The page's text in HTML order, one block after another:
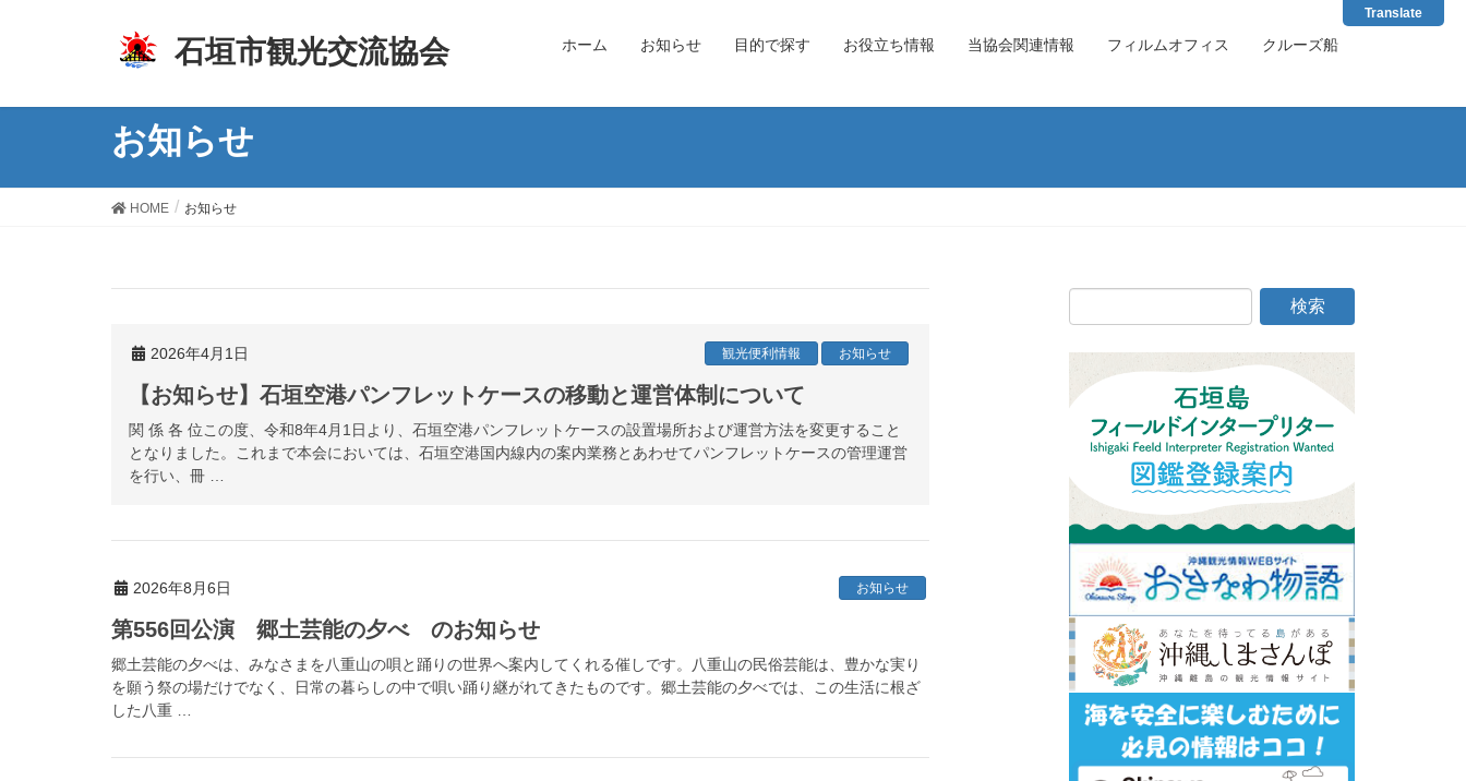
石垣市観光交流協会 ホーム お知らせ 目的で探す お役立ち情報 当協会関連情報 フィルムオフィス クルーズ船
お知らせ
HOME お知らせ
2026年4月1日 お知らせ
観光便利情報
【お知らせ】石垣空港パンフレットケースの移動と運営体制について
関 係 各 位この度、令和8年4月1日より、石垣空港パンフレットケースの設置場所および運営方法を変更すること
となりました。これまで本会においては、石垣空港国内線内の案内業務とあわせてパンフレットケースの管理運営
を行い、冊 …
2026年8月6日 お知らせ
第556回公演 郷土芸能の夕べ のお知らせ
郷土芸能の夕べは、みなさまを八重山の唄と踊りの世界へ案内してくれる催しです。八重山の民俗芸能は、豊かな実り
を願う祭の場だけでなく、日常の暮らしの中で唄い踊り継がれてきたものです。郷土芸能の夕べでは、この生活に根ざ
した八重 …
Translate